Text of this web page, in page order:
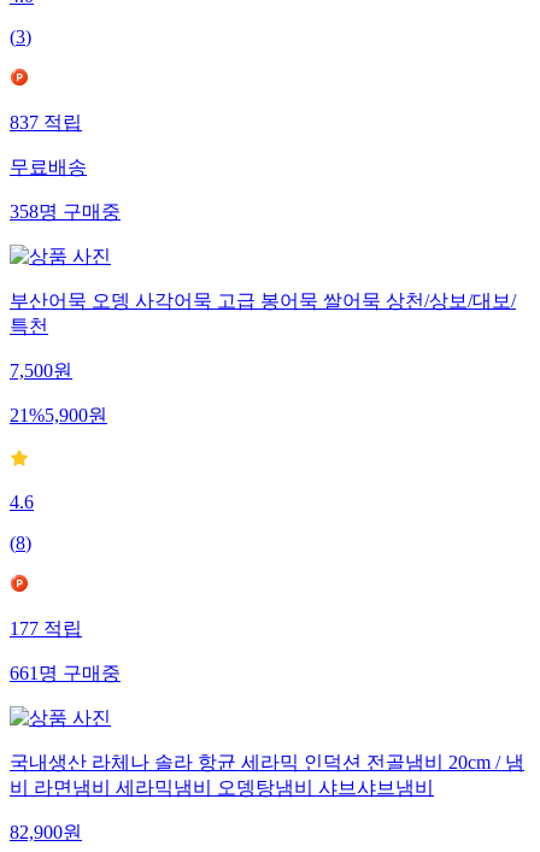
(3)
837적립
무료배송
358명구매중
부산어묵 오뎅 사각어묵 고급 봉어묵 쌀어묵 상천/상보/대보/
특천
7,500원
21%5,900원
4.6
(8)
177적립
661명구매중
국내생산 라체나 솔라 항균 세라믹 인덕션 전골냄비 20cm / 냄
비 라면냄비 세라믹냄비 오뎅탕냄비 샤브샤브냄비
82,900원